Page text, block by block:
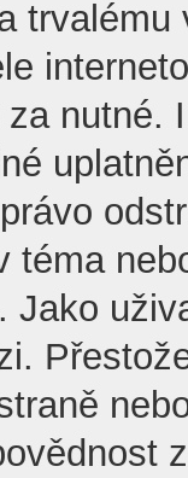
nutné.
téma
Jako